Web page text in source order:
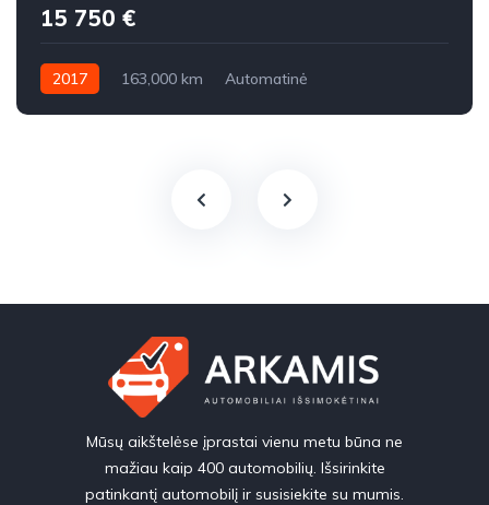
15 750 €
2017 163,000 km
Automatinė
Mūsų aikštelėse įprastai vienu metu būna ne
mažiau kaip 400 automobilių. Išsirinkite
patinkantį automobilį ir susisiekite su mumis.